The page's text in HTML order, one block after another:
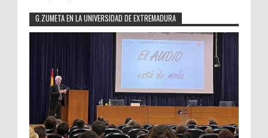
G.ZUMETA EN LA UNIVERSIDAD DE EXTREMADURA